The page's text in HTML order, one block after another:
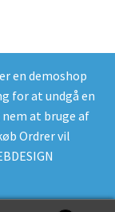
&
en demoshop
for at undgå en
nem at bruge af
Ordrer vil